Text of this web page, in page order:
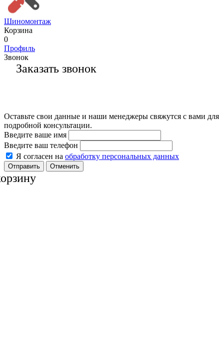
Шиномонтаж
Корзина
0
Профиль
Звонок
Заказать звонок
Оставьте свои данные и наши менеджеры свяжутся с вами для
подробной консультации.
Введите ваше имя
Введите ваш телефон
Я согласен на обработку персональных данных
Отменить